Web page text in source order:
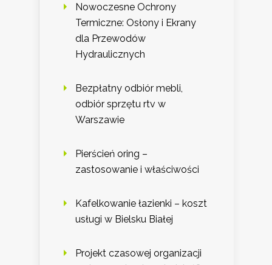
Nowoczesne Ochrony
Termiczne: Osłony i Ekrany
dla Przewodów
Hydraulicznych
Bezpłatny odbiór mebli,
odbiór sprzętu rtv w
Warszawie
Pierścień oring –
zastosowanie i właściwości
Kafelkowanie łazienki – koszt
usługi w Bielsku Białej
Projekt czasowej organizacji